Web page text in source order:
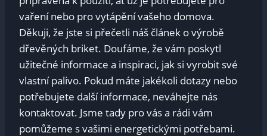
vaření nebo pro vytápění vašeho domova.
Děkuji, že jste si přečetli náš článek o výrobě
dřevěných briket. Doufáme, že vám poskytl
užitečné informace a inspiraci, jak si vyrobit své
vlastní palivo. Pokud máte jakékoli dotazy nebo
potřebujete další informace, neváhejte nás
kontaktovat. Jsme tady pro vás a rádi vám
pomůžeme s vašimi energetickými potřebami.